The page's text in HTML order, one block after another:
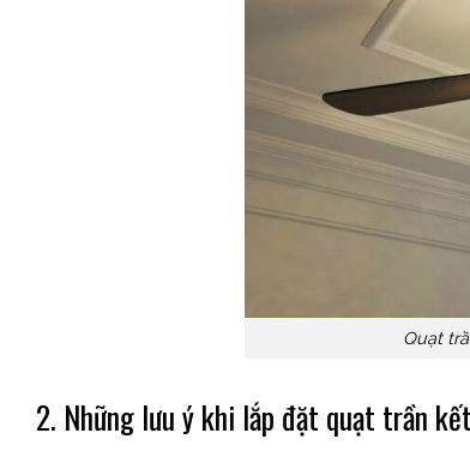
Quạt
2. Những lưu ý khi lắp đặt quạt trần